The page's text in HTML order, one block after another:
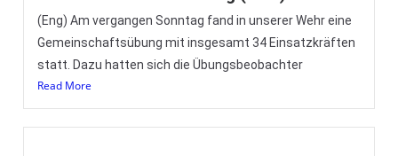
(Eng) Am vergangen Sonntag fand in unserer Wehr eine
Gemeinschaftsübung mit insgesamt 34 Einsatzkräften
statt. Dazu hatten sich die Übungsbeobachter
Read More